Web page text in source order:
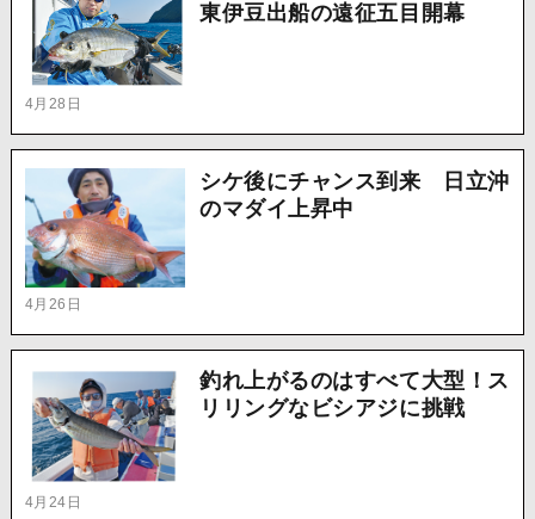
4月28日
東伊豆出船の遠征五目開幕
4月26日
シケ後にチャンス到来 日立沖
のマダイ上昇中
4月24日
釣れ上がるのはすべて大型！ス
リリングなビシアジに挑戦